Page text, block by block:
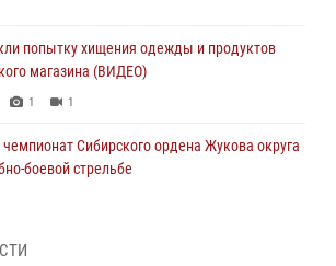
попытку хищения одежды и продуктов
магазина (ВИДЕО)
1 1
чемпионат Сибирского ордена Жукова округа
боевой стрельбе
в Кемерове дебошира, устроившего